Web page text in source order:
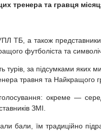
тренера та гравця
ТБ, а також представники
футболіста та
турів, за підсумками яких
травня та Найкращого
окреме —
ЗМІ.
бали, їм традиційно